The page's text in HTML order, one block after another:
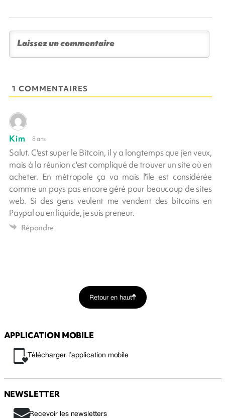
1 COMMENTAIRES
Kim 8 ans
Salut. C'est super le Bitcoin, il y a longtemps que j'en veux,
mais à la réunion c'est compliqué de trouver un site où en
acheter. En métropole ça va mais l'île est considérée
comme un pays pas encore géré pour beaucoup de sites
web. Si des gens veulent me vendent des bitcoins en
Paypal ou en liquide, je suis preneur.
Répondre
Retour en haut
APPLICATION MOBILE
Télécharger l’application mobile
NEWSLETTER
Recevoir les newsletters